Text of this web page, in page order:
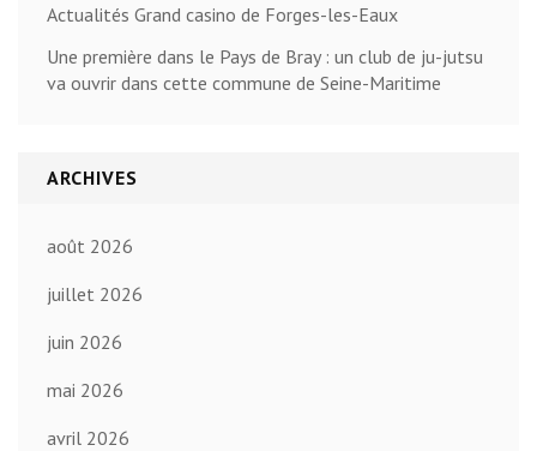
Actualités Grand casino de Forges-les-Eaux
Une première dans le Pays de Bray : un club de ju-jutsu
va ouvrir dans cette commune de Seine-Maritime
ARCHIVES
août 2026
juillet 2026
juin 2026
mai 2026
avril 2026